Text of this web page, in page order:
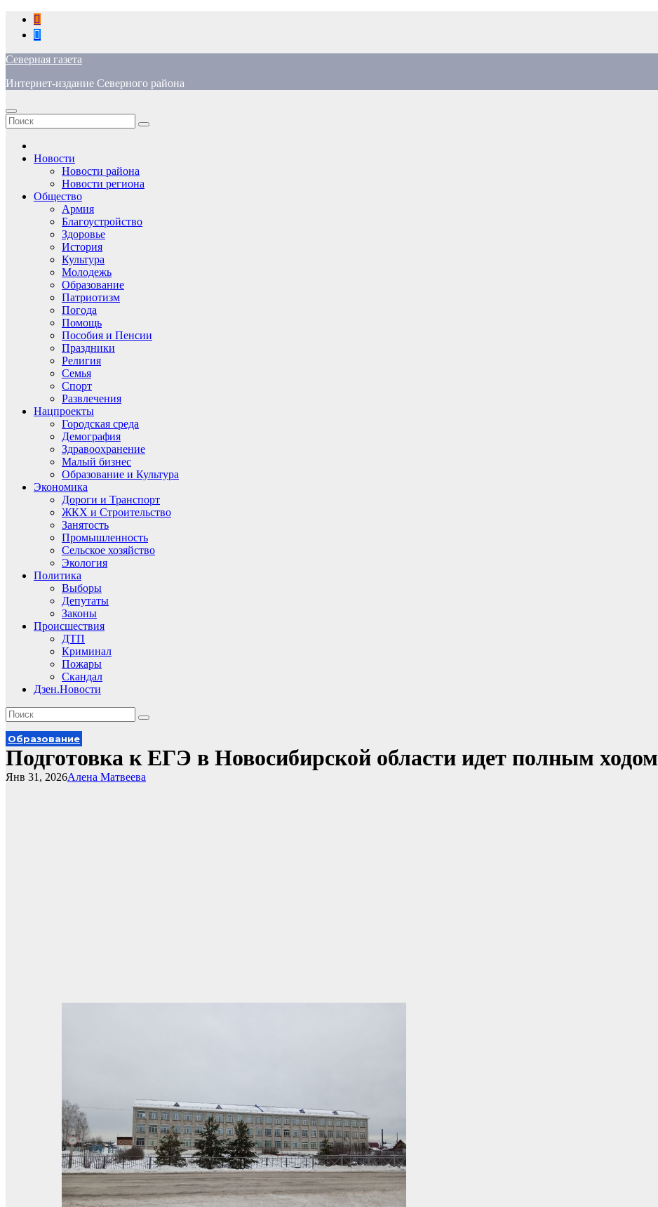
Перейти
содержимому
Северная газета
Интернет-издание Северного района
Новости
Новости района
Новости региона
Общество
Армия
Благоустройство
Здоровье
История
Культура
Молодежь
Образование
Патриотизм
Погода
Помощь
Пособия и Пенсии
Праздники
Религия
Семья
Спорт
Развлечения
Нацпроекты
Городская среда
Демография
Здравоохранение
Малый бизнес
Образование и Культура
Экономика
Дороги и Транспорт
ЖКХ и Строительство
Занятость
Промышленность
Сельское хозяйство
Экология
Политика
Выборы
Депутаты
Законы
Происшествия
ДТП
Криминал
Пожары
Скандал
Дзен.Новости
Образование
Подготовка к ЕГЭ в Новосибирской области идет полным ходом
Алена Матвеева
Янв 31, 2026